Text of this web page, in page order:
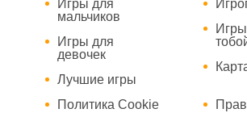
Игры для
мальчиков
Игры для
девочек
Лучшие игры
Политика Cookie